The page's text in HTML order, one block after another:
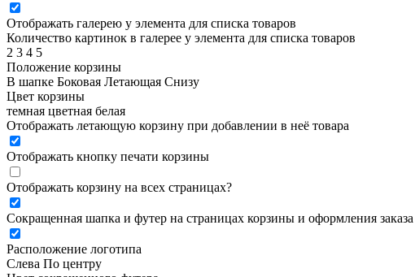
Отображать галерею у элемента для списка товаров
Количество картинок в галерее у элемента для списка товаров
2 3 4 5
Положение корзины
В шапке Боковая Летающая Снизу
Цвет корзины
темная цветная белая
Отображать летающую корзину при добавлении в неё товара
Отображать кнопку печати корзины
Отображать корзину на всех страницах?
Сокращенная шапка и футер на страницах корзины и оформления заказа
Расположение логотипа
Cлева По центру